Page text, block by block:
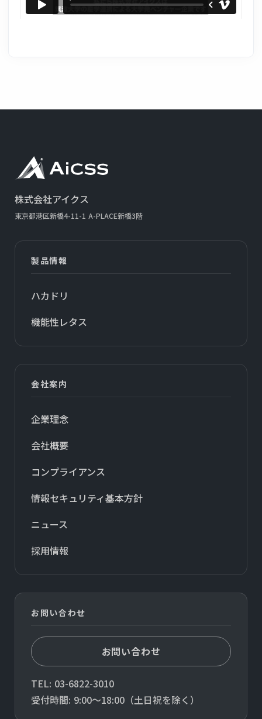
株式会社アイクス
東京都港区新橋4-11-1 A-PLACE新橋3階
製品情報
ハカドリ
機能性レタス
会社案内
企業理念
会社概要
コンプライアンス
情報セキュリティ基本方針
ニュース
採用情報
お問い合わせ
お問い合わせ
TEL: 03-6822-3010
受付時間: 9:00〜18:00（土日祝を除く）